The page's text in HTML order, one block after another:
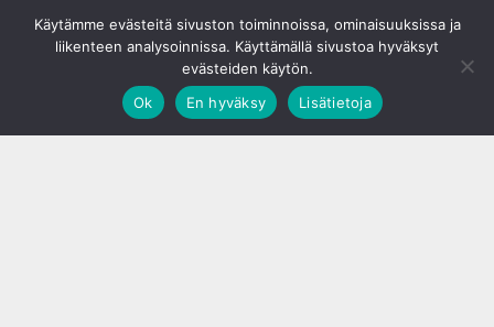
Käytämme evästeitä sivuston toiminnoissa, ominaisuuksissa ja
liikenteen analysoinnissa. Käyttämällä sivustoa hyväksyt
evästeiden käytön.
Ok
En hyväksy Lisätietoja